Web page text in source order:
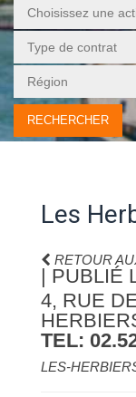
Les
RETOUR
| PUBLIÉ
4, RUE
TEL:
LES-